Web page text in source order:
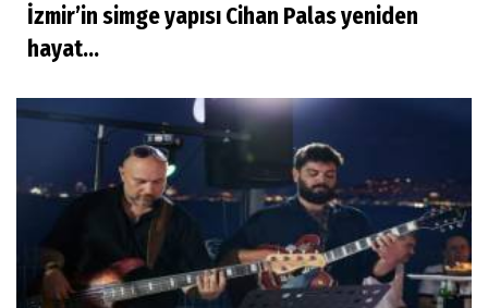
İzmir’in simge yapısı Cihan Palas yeniden
hayat...